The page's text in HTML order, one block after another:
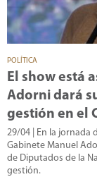
POLÍTICA
El show está
Adorni dará
gestión en el
29/04 | En la jornada
Gabinete Manuel
de Diputados de la
gestión.